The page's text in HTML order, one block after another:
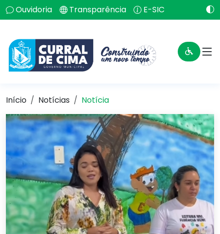
Ouvidoria Transparência E-SIC
Início Notícias Notícia